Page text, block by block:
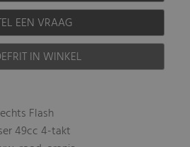
EEN VRAAG
IN WINKEL
Flash
49cc 4-takt